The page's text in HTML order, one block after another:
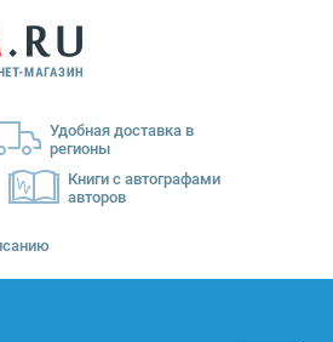
Удобная доставка в
регионы
Книги с автографами
авторов